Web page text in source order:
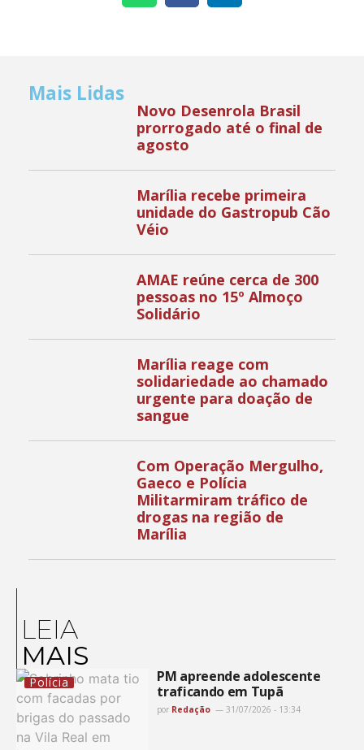
Mais Lidas
Novo Desenrola Brasil
prorrogado até o final de
agosto
Marília recebe primeira
unidade do Gastropub Cão
Véio
AMAE reúne cerca de 300
pessoas no 15º Almoço
Solidário
Marília reage com
solidariedade ao chamado
urgente para doação de
sangue
Com Operação Mergulho,
Gaeco e Polícia
Militarmiram tráfico de
drogas na região de
Marília
LEIA
MAIS
Polícia
PM apreende adolescente
traficando em Tupã
por Redação 31/07/2026 - 13:34